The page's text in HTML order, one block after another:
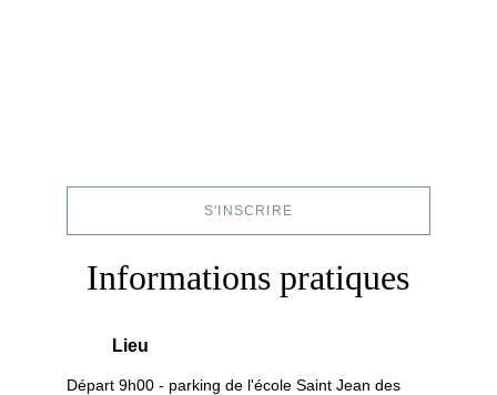
S'INSCRIRE
Départ 9h00 - parking de l'école Saint Jean des
Informations pratiques
Lieu